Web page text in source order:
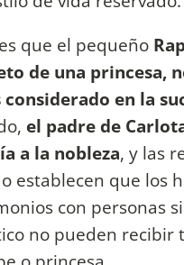
que el pequeño
de una princesa,
considerado en la
el padre de
a la nobleza, y las
establecen que los
con personas
no pueden recibir